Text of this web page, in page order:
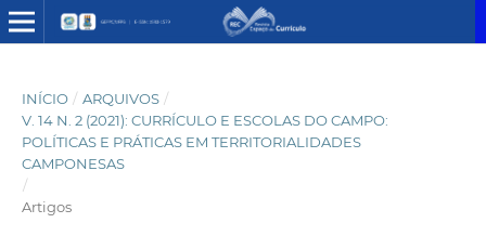
INÍCIO / ARQUIVOS /
V. 14 N. 2 (2021): CURRÍCULO E ESCOLAS DO CAMPO:
POLÍTICAS E PRÁTICAS EM TERRITORIALIDADES
CAMPONESAS
/
Artigos